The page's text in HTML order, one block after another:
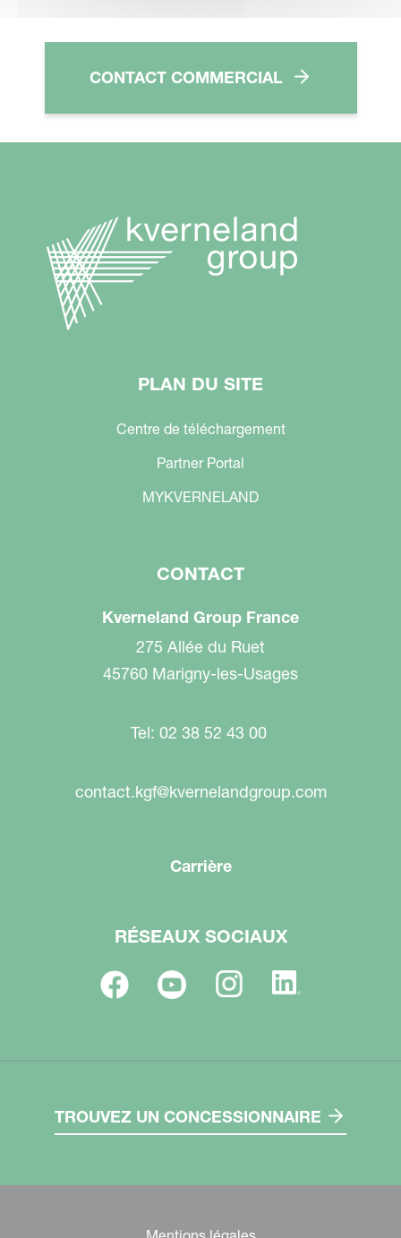
CONTACT COMMERCIAL
PLAN DU SITE
Centre de téléchargement
Partner Portal
MYKVERNELAND
CONTACT
Kverneland Group France
275 Allée du Ruet
45760 Marigny-les-Usages
Tel: 02 38 52 43 00
contact.kgf@kvernelandgroup.com
Carrière
RÉSEAUX SOCIAUX
TROUVEZ UN CONCESSIONNAIRE